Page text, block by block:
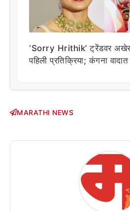
‘Sorry Hrithik’ ट्रेंडवर अखेर
पहिली प्रतिक्रिया; कंगना
MARATHI NEWS